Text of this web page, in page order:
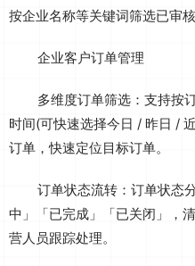
按企业名称等关键词筛选已审
企业客户订单管理
多维度订单筛选：支持按
时间(可快速选择今日 / 昨日 /
订单，快速定位目标订单。
订单状态流转：订单状态
中」「已完成」「已关闭」，
营人员跟踪处理。